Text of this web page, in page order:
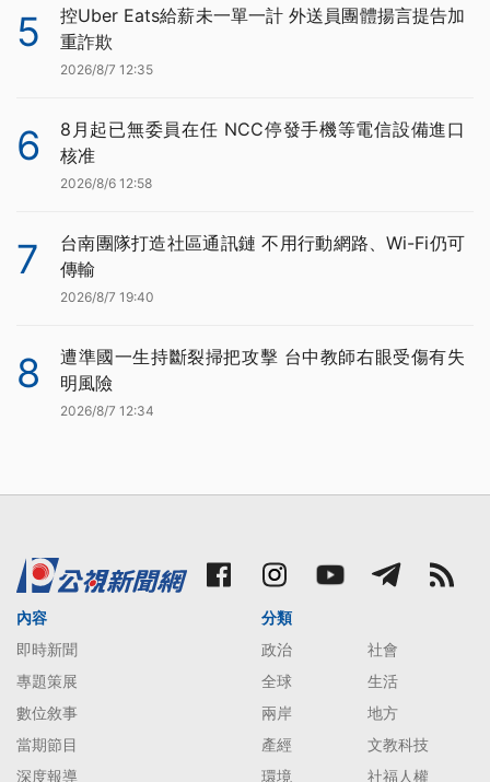
5
控Uber Eats給薪未一單一計 外送員團體揚言提告加
重詐欺
2026/8/7 12:35
6
8月起已無委員在任 NCC停發手機等電信設備進口
核准
2026/8/6 12:58
7
台南團隊打造社區通訊鏈 不用行動網路、Wi-Fi仍可
傳輸
2026/8/7 19:40
8
遭準國一生持斷裂掃把攻擊 台中教師右眼受傷有失
明風險
2026/8/7 12:34
內容
即時新聞
專題策展
數位敘事
當期節目
深度報導
分類
政治
社會
全球
生活
兩岸
地方
產經
文教科技
環境
社福人權